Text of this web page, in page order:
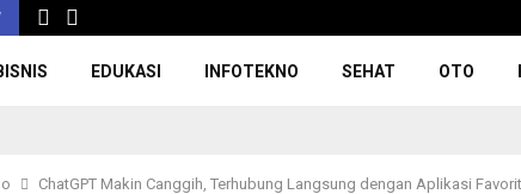
EDUKASI INFOTEKNO SEHAT OTO
ChatGPT Makin Canggih, Terhubung Langsung dengan Aplikasi Favorit